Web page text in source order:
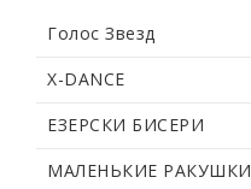
Голос Звезд
X-DANCE
ЕЗЕРСКИ БИСЕРИ
МАЛЕНЬКИЕ РАКУШКИ